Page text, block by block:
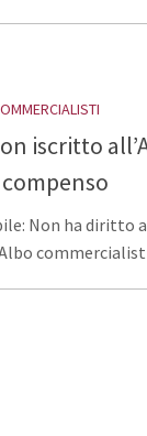
iscritto
Non ha diritto